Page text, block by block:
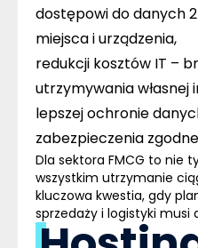
dostępowi do danych
miejsca i urządzenia,
redukcji kosztów IT –
utrzymywania
lepszej ochronie
zabezpieczenia zgodne
Dla sektora FMCG to nie
wszystkim utrzymanie
kluczowa kwestia, gdy
sprzedaży i logistyki musi